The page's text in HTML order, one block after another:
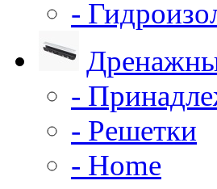
-
-
- Решетки
- Home